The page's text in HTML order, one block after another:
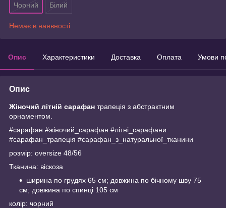
Чорний Білий
Немає в наявності
Опис Характеристики Доставка Оплата Умови
Опис
Жіночий літній сарафан трапеція з абстрактним
орнаментом.
#сарафан #жіночий_сарафан #літні_сарафани
#сарафан_трапеція #сарафан_з_натуральної_тканини
розмір: oversize 48/56
Тканина: віскоза
ширина по грудях 65 см; довжина по бічному шву 75
см; довжина по спинці 105 см
колір: чорний